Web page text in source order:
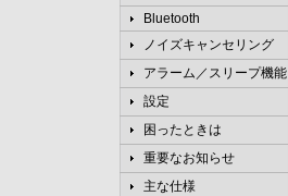
Bluetooth
ノイズキャンセリング
アラーム／スリープ機能
設定
困ったときは
重要なお知らせ
主な仕様